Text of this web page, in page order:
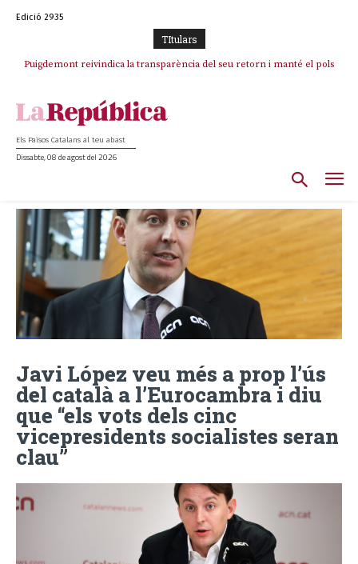
Edició 2935
TItulars
Puigdemont reivindica la transparència del seu retorn i manté el pols
Els Països Catalans al teu abast
Dissabte, 08 de agost del 2026
Javi López veu més a prop l’ús
del català a l’Eurocambra i diu
que “els vots dels cinc
vicepresidents socialistes seran
clau”